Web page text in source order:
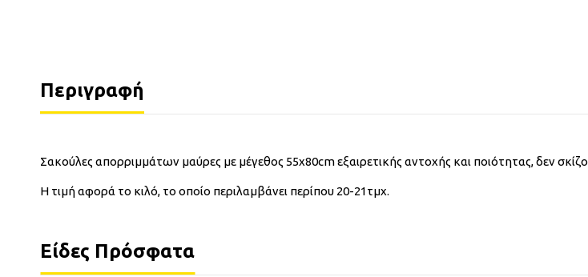
Περιγραφή
Σακούλες απορριμμάτων μαύρες με μέγεθος 55x80cm εξαιρετικής αντοχής και ποιότητας, δεν
Η τιμή αφορά το κιλό, το οποίο περιλαμβάνει περίπου 20-21τμχ.
Είδες Πρόσφατα